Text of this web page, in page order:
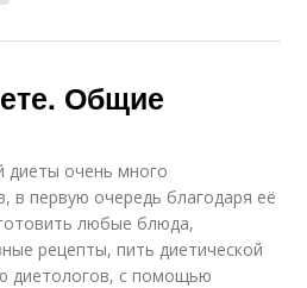
Общие
диеты очень много
в первую очередь благодаря её
любые блюда,
рецепты, пить диетической
диетологов, с помощью